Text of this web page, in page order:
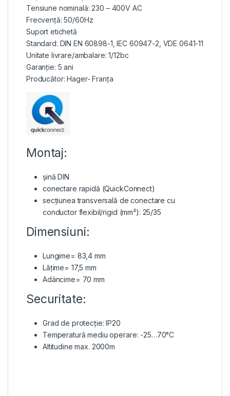
Tensiune nominală: 230 – 400V AC
Frecvență: 50/60Hz
Suport etichetă
Standard: DIN EN 60898-1, IEC 60947-2, VDE 0641-11
Unitate livrare/ambalare: 1/12bc
Garanție: 5 ani
Producător: Hager- Franța
Montaj:
șină DIN
conectare rapidă (QuickConnect)
secțiunea transversală de conectare cu
conductor flexibil/rigid (mm²): 25/35
Dimensiuni:
Lungime= 83,4 mm
Lățime= 17,5 mm
Adâncime= 70 mm
Securitate:
Grad de protecție: IP20
Temperatură mediu operare: -25…70°C
Altitudine max. 2000m